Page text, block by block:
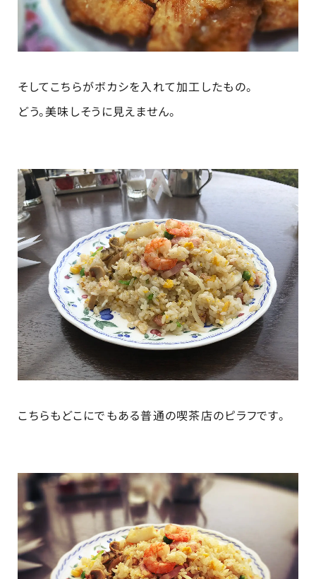
そしてこちらがボカシを入れて加工したもの。
どう。美味しそうに見えません。
こちらもどこにでもある普通の喫茶店のピラフです。